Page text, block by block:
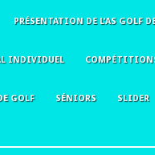
PRÉSENTATION DE L’AS GOLF
INDIVIDUEL
GOLF SÉNIORS SLIDER